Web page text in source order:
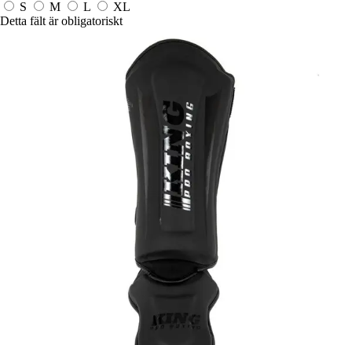
S M L
XL
Detta fält är obligatoriskt